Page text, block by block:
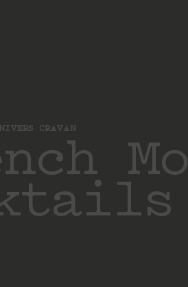
CRAVAN